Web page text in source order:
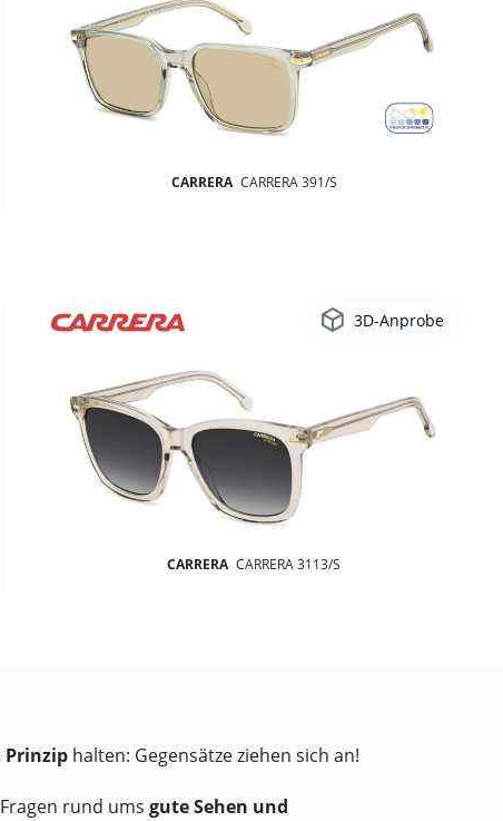
CARRERA CARRERA 391/S
CARRERA CARRERA 3113/S
3D-Anprobe
Prinziphalten: Gegensätze ziehen sich an!
rund ums gute Sehen und